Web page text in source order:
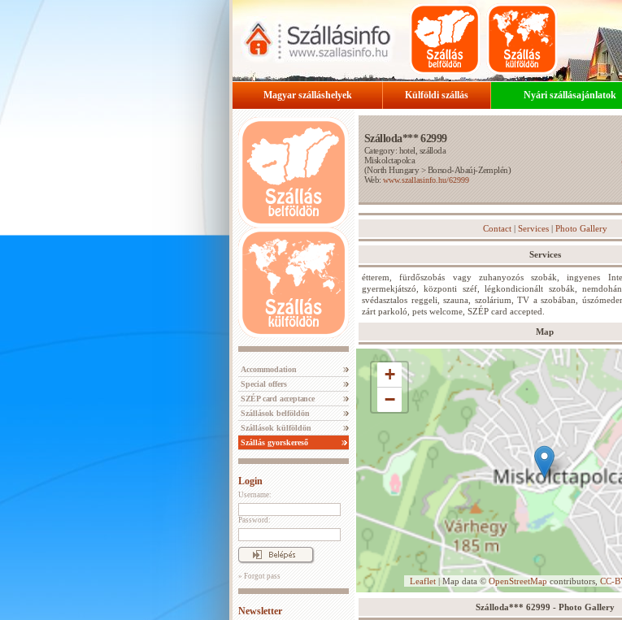
Magyar szálláshelyek Külföldi szállás Nyári szállásajánlatok
Accommodation
Special offers
SZÉP card acceptance
Szállások belföldön
Szállások külföldön
Szállás gyorskereső
Login
Username:
Password:
» Forgot pass
Newsletter
Szálloda*** 62999
Category: hotel, szálloda
Miskolctapolca
(North Hungary>Borsod-Abaúj-Zemplén)
Web:www.szallasinfo.hu/62999
Contact| Services| Photo Gallery
Services
étterem, fürdőszobás vagy zuhanyozós szobák, ingyenes
gyermekjátszó, központi széf, légkondicionált szobák,
svédasztalos reggeli, szauna, szolárium, TV a szobában,
zárt parkoló, pets welcome, SZÉP card accepted.
Map
+
−
Leaflet | Map data © OpenStreetMapcontributors, CC-
Szálloda*** 62999 - Photo Gallery